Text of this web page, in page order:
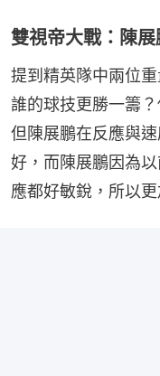
雙視帝大戰：陳
提到精英隊中兩位
誰的球技更勝一籌
但陳展鵬在反應與
好，而陳展鵬因為
應都好敏銳，所以更